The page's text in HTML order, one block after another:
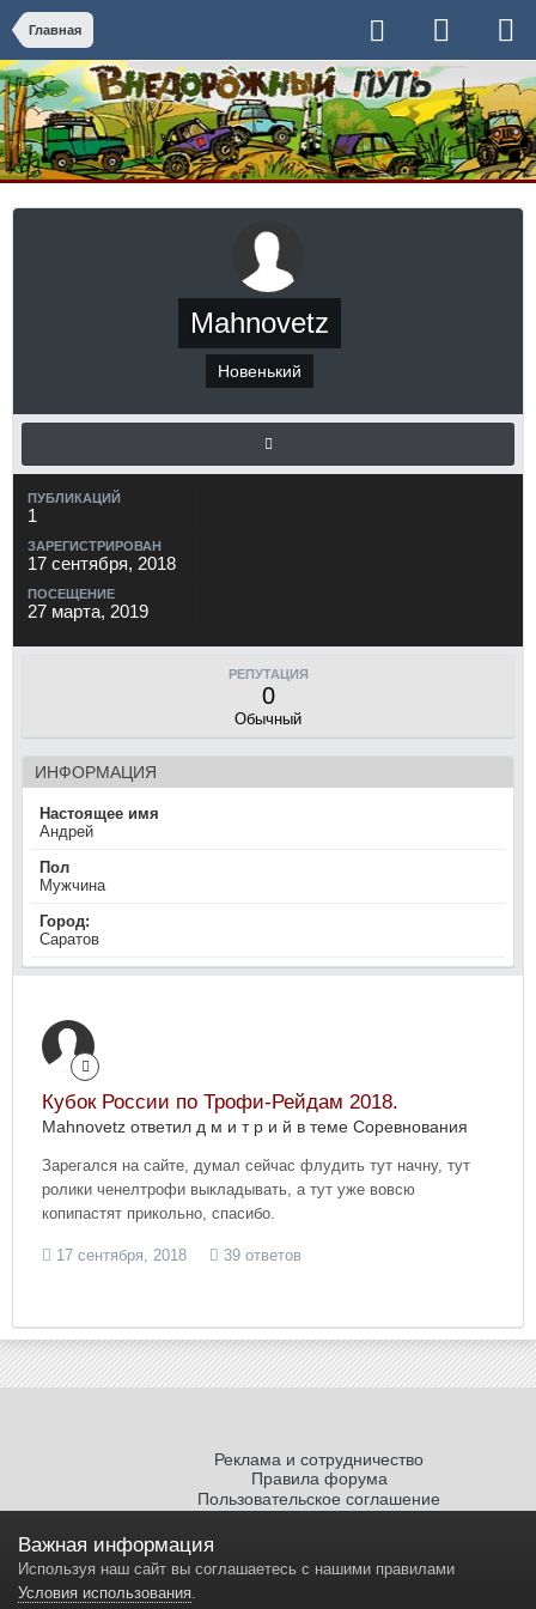
Главная
Mahnovetz
Новенький
ПУБЛИКАЦИЙ
1
ЗАРЕГИСТРИРОВАН
17 сентября, 2018
ПОСЕЩЕНИЕ
27 марта, 2019
РЕПУТАЦИЯ
0
Обычный
ИНФОРМАЦИЯ
Настоящее имя
Андрей
Пол
Мужчина
Город:
Саратов
Кубок России по Трофи-Рейдам 2018.
Mahnovetz ответил д м и т р и й в теме Соревнования
Зарегался на сайте, думал сейчас флудить тут начну, тут
ролики ченелтрофи выкладывать, а тут уже вовсю
копипастят прикольно, спасибо.
17 сентября, 2018 39 ответов
Реклама и сотрудничество
Правила форума
Пользовательское соглашение
Важная информация
Используя наш сайт вы соглашаетесь с нашими правилами
Условия использования.